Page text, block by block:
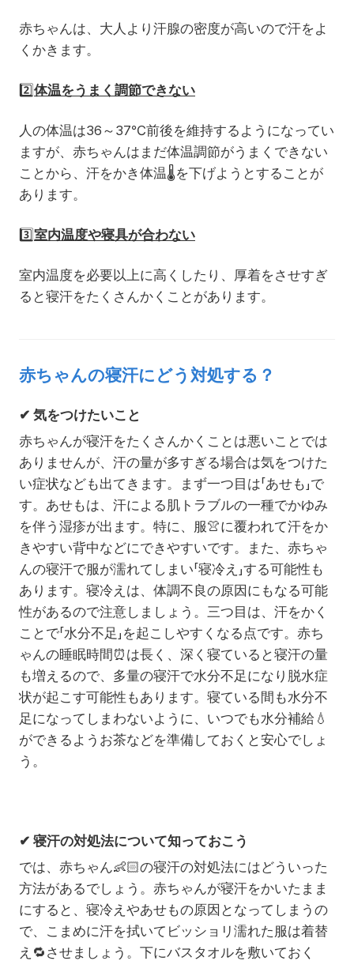
赤ちゃんは、大人より汗腺の密度が高いので汗をよ
くかきます。
2️⃣体温をうまく調節できない
人の体温は36～37℃前後を維持するようになってい
ますが、赤ちゃんはまだ体温調節がうまくできない
ことから、汗をかき体温🌡️を下げようとすることが
あります。
3️⃣室内温度や寝具が合わない
室内温度を必要以上に高くしたり、厚着をさせすぎ
ると寝汗をたくさんかくことがあります。
赤ちゃんの寝汗にどう対処する？
✔ 気をつけたいこと
赤ちゃんが寝汗をたくさんかくことは悪いことでは
ありませんが、汗の量が多すぎる場合は気をつけた
い症状なども出てきます。まず一つ目は「あせも」で
す。あせもは、汗による肌トラブルの一種でかゆみ
を伴う湿疹が出ます。特に、服👚に覆われて汗をか
きやすい背中などにできやすいです。また、赤ちゃ
んの寝汗で服が濡れてしまい「寝冷え」する可能性も
あります。寝冷えは、体調不良の原因にもなる可能
性があるので注意しましょう。三つ目は、汗をかく
ことで「水分不足」を起こしやすくなる点です。赤ち
ゃんの睡眠時間⏰ は長く、深く寝ていると寝汗の量
も増えるので、多量の寝汗で水分不足になり脱水症
状が起こす可能性もあります。寝ている間も水分不
足になってしまわないように、いつでも水分補給 💧
ができるようお茶などを準備しておくと安心でしょ
う。
✔ 寝汗の対処法について知っておこう
では、赤ちゃん👶🏻の寝汗の対処法にはどういった
方法があるでしょう。赤ちゃんが寝汗をかいたまま
にすると、寝冷えやあせもの原因となってしまうの
で、こまめに汗を拭いてビッショリ濡れた服は着替
え 🔁 させましょう。下にバスタオルを敷いておく